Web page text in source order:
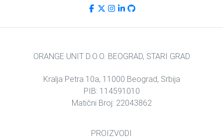
ORANGE UNIT D.O.O. BEOGRAD, STARI GRAD
Kralja Petra 10a, 11000 Beograd, Srbija
PIB: 114591010
Matični Broj: 22043862
PROIZVODI